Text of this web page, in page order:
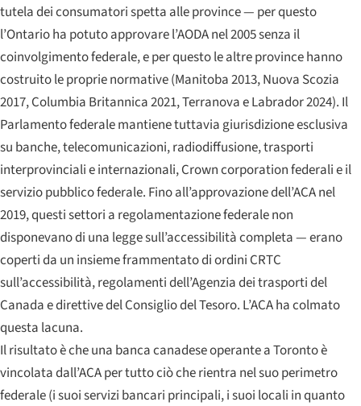
tutela dei consumatori spetta alle province — per questo
l’Ontario ha potuto approvare l’AODA nel 2005 senza il
coinvolgimento federale, e per questo le altre province hanno
costruito le proprie normative (Manitoba 2013, Nuova Scozia
2017, Columbia Britannica 2021, Terranova e Labrador 2024). Il
Parlamento federale mantiene tuttavia giurisdizione esclusiva
su banche, telecomunicazioni, radiodiffusione, trasporti
interprovinciali e internazionali, Crown corporation federali e il
servizio pubblico federale. Fino all’approvazione dell’ACA nel
2019, questi settori a regolamentazione federale non
disponevano di una legge sull’accessibilità completa — erano
coperti da un insieme frammentato di ordini CRTC
sull’accessibilità, regolamenti dell’Agenzia dei trasporti del
Canada e direttive del Consiglio del Tesoro. L’ACA ha colmato
questa lacuna.
Il risultato è che una banca canadese operante a Toronto è
vincolata dall’ACA per tutto ciò che rientra nel suo perimetro
federale (i suoi servizi bancari principali, i suoi locali in quanto